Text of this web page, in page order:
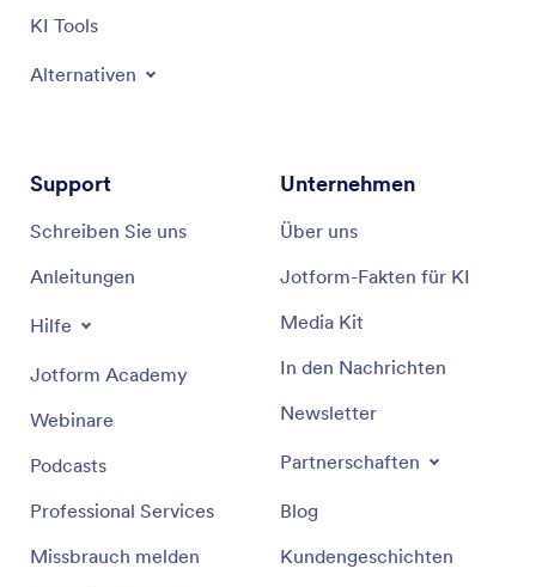
KI Tools
Alternativen
Support
Schreiben Sie uns
Anleitungen
Hilfe
Jotform Academy
Webinare
Podcasts
Professional Services
Missbrauch melden
Unternehmen
Über uns
Jotform-Fakten für KI
Media Kit
In den Nachrichten
Newsletter
Partnerschaften
Blog
Kundengeschichten